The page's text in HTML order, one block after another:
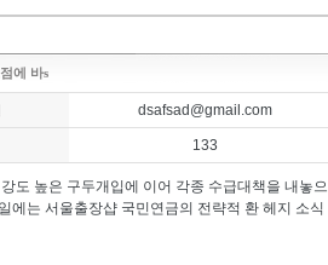
에 바s
dsafsad@gmail.com
133
도 높은 구두개입에 이어 각종 수급대책을 내놓으
에는 서울출장샵 국민연금의 전략적 환 헤지 소식